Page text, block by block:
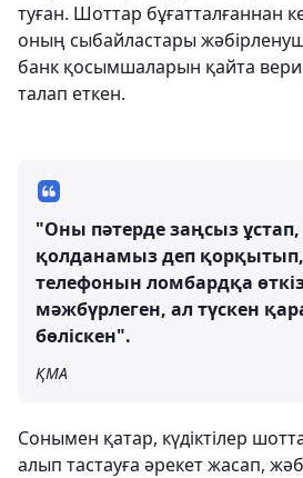
туған. Шоттар бұғатталғаннан
оның сыбайластары
банк қосымшаларын қайта
талап еткен.
"Оны пәтерде заңсыз
қолданамыз деп
телефонын ломбардқа
мәжбүрлеген, ал түскен
бөліскен".
ҚМА
Сонымен қатар, күдіктілер
алып тастауға әрекет жасап,